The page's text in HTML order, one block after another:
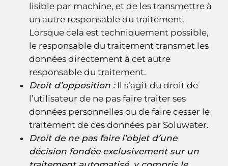
lisible par machine, et de les transmettre à
un autre responsable du traitement.
Lorsque cela est techniquement possible,
le responsable du traitement transmet les
données directement à cet autre
responsable du traitement.
Droit d’opposition :Il s’agit du droit de
l’utilisateur de ne pas faire traiter ses
données personnelles ou de faire cesser le
traitement de ces données par Soluwater.
Droit de ne pas faire l’objet d’une
décision fondée exclusivement sur un